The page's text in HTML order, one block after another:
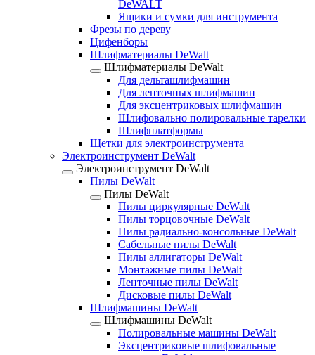
DeWALT
Ящики и сумки для инструмента
Фрезы по дереву
Цифенборы
Шлифматериалы DeWalt
Шлифматериалы DeWalt
Для дельташлифмашин
Для ленточных шлифмашин
Для эксцентриковых шлифмашин
Шлифовально полировальные тарелки
Шлифплатформы
Щетки для электроинструмента
Электроинструмент DeWalt
Электроинструмент DeWalt
Пилы DeWalt
Пилы DeWalt
Пилы циркулярные DeWalt
Пилы торцовочные DeWalt
Пилы радиально-консольные DeWalt
Сабельные пилы DeWalt
Пилы аллигаторы DeWalt
Монтажные пилы DeWalt
Ленточные пилы DeWalt
Дисковые пилы DeWalt
Шлифмашины DeWalt
Шлифмашины DeWalt
Полировальные машины DeWalt
Эксцентриковые шлифовальные